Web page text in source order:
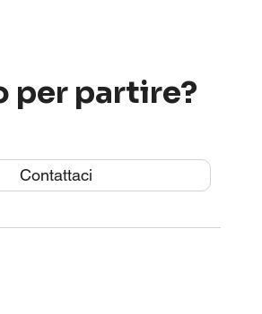
per partire?
Contattaci